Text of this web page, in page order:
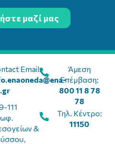
μαζί μας
Email:
111
&
Άμεση
Επέμβαση:
800 11 8 78
78
Τηλ. Κέντρο:
11150